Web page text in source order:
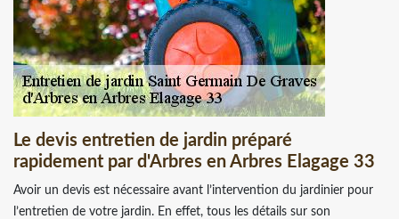
Le devis entretien de jardin préparé
rapidement par d'Arbres en Arbres Elagage 33
Avoir un devis est nécessaire avant l’intervention du jardinier pour
l’entretien de votre jardin. En effet, tous les détails sur son